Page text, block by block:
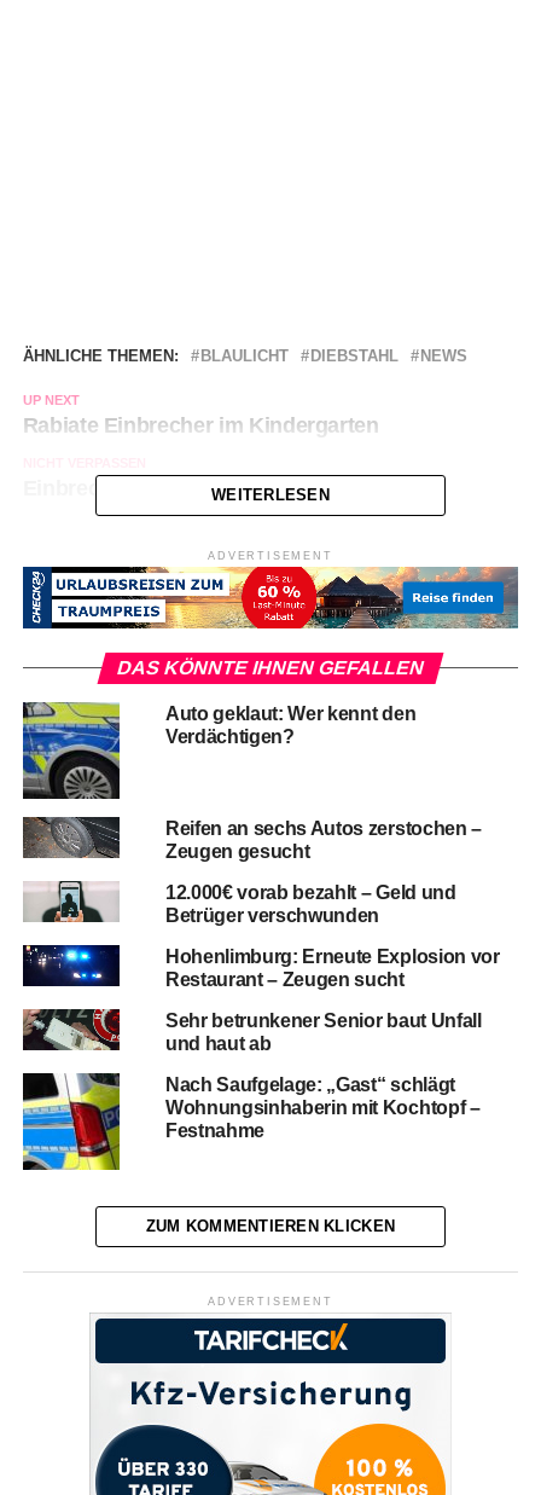
ÄHNLICHE THEMEN: BLAULICHT DIEBSTAHL NEWS
UP NEXT
Rabiate Einbrecher im Kindergarten
Einbrecher am Tatort festgenommen
WEITERLESEN
ADVERTISEMENT
DAS KÖNNTE IHNEN GEFALLEN
Auto geklaut: Wer kennt den
Verdächtigen?
Reifen an sechs Autos zerstochen –
Zeugen gesucht
12.000€ vorab bezahlt – Geld und
Betrüger verschwunden
Hohenlimburg: Erneute Explosion vor
Restaurant – Zeugen sucht
Sehr betrunkener Senior baut Unfall
und haut ab
Nach Saufgelage: „Gast“ schlägt
Wohnungsinhaberin mit Kochtopf –
Festnahme
ZUM KOMMENTIEREN KLICKEN
ADVERTISEMENT